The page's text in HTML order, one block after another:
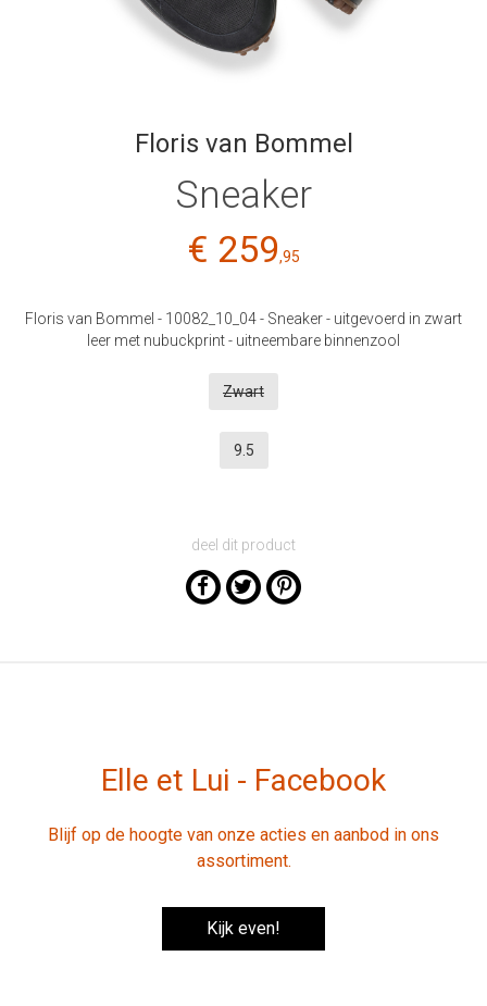
Floris van Bommel
Sneaker
€ 259,95
Floris van Bommel - 10082_10_04 - Sneaker - uitgevoerd in zwart
leer met nubuckprint - uitneembare binnenzool
Zwart
9.5
deel dit product
Elle et Lui - Facebook
Blijf op de hoogte van onze acties en aanbod in ons
assortiment.
Kijk even!